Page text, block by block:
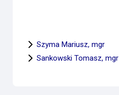
Szyma Mariusz, mgr
Sankowski Tomasz, mgr